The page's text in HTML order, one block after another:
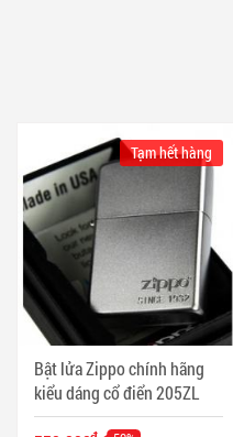
Bật lửa Zippo chính hãng
kiểu dáng cổ điển 205ZL
Tạm hết hàng